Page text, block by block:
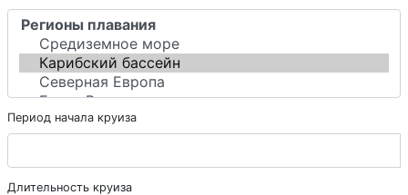
Период начала круиза
Длительность круиза